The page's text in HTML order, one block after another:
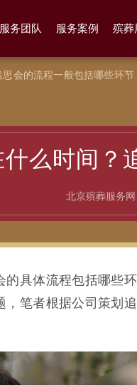
服务团队 服务案例 殡葬
会的流程一般包括哪些环节
么时间？
北京殡葬服务网
具体流程包括哪些
笔者根据公司策划